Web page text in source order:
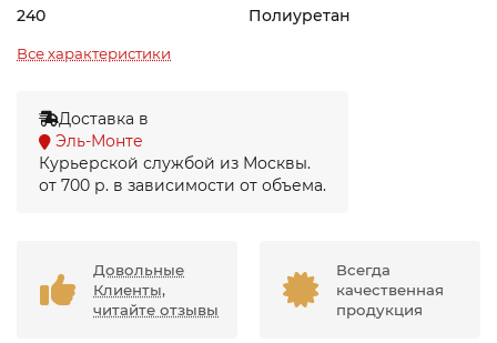
240 Полиуретан
Все характеристики
Доставка в
Эль-Монте
Курьерской службой из Москвы.
от 700 р. в зависимости от объема.
Довольные
Клиенты,
читайте отзывы
Всегда
качественная
продукция